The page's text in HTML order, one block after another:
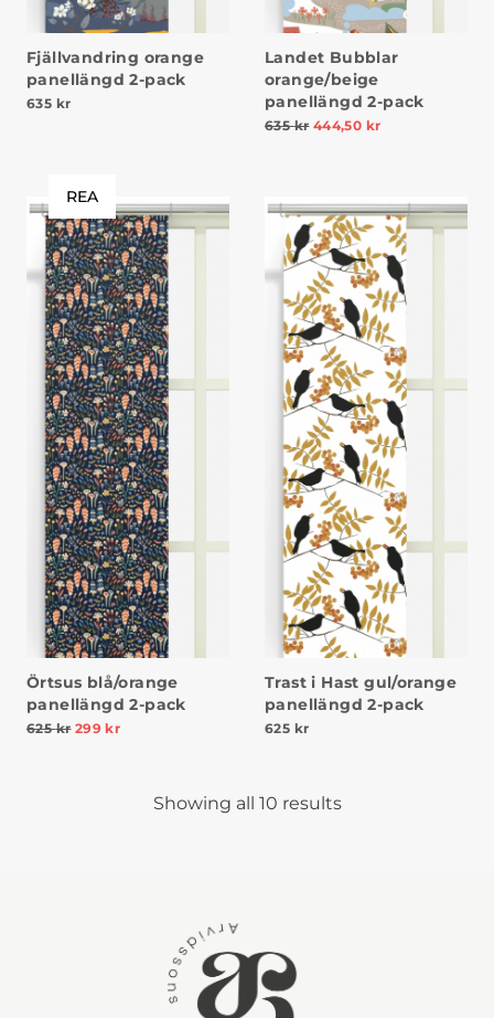
Fjällvandring orange
panellängd 2-pack
635 kr
Landet Bubblar
orange/beige
panellängd 2-pack
635kr 444,50 kr
REA
Örtsus blå/orange
panellängd 2-pack
625kr 299kr
Trast i Hast gul/orange
panellängd 2-pack
625 kr
Showing all 10 results